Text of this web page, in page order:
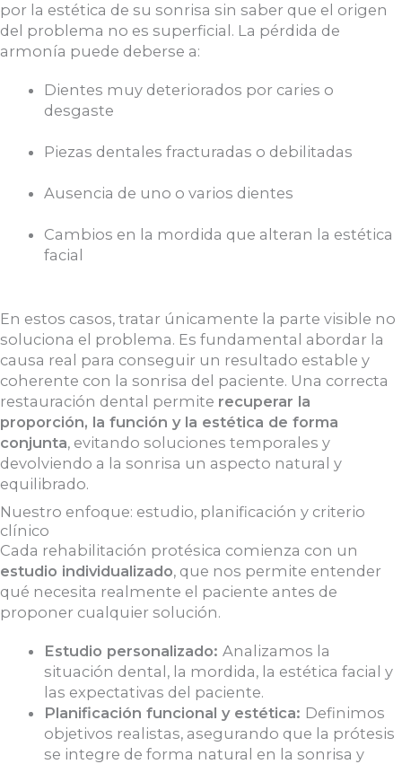
por la estética de su sonrisa sin saber que el origen
del problema no es superficial. La pérdida de
armonía puede deberse a:
Dientes muy deteriorados por caries o
desgaste
Piezas dentales fracturadas o debilitadas
Ausencia de uno o varios dientes
Cambios en la mordida que alteran la estética
facial
En estos casos, tratar únicamente la parte visible no
soluciona el problema. Es fundamental abordar la
causa real para conseguir un resultado estable y
coherente con la sonrisa del paciente. Una correcta
restauración dental permite recuperar la
proporción, la función y la estética de forma
conjunta, evitando soluciones temporales y
devolviendo a la sonrisa un aspecto natural y
equilibrado.
Nuestro enfoque: estudio, planificación y criterio
clínico
Cada rehabilitación protésica comienza con un
estudio individualizado, que nos permite entender
qué necesita realmente el paciente antes de
proponer cualquier solución.
Estudio personalizado:Analizamos la
situación dental, la mordida, la estética facial y
las expectativas del paciente.
Planificación funcional y estética: Definimos
objetivos realistas, asegurando que la prótesis
se integre de forma natural en la sonrisa y